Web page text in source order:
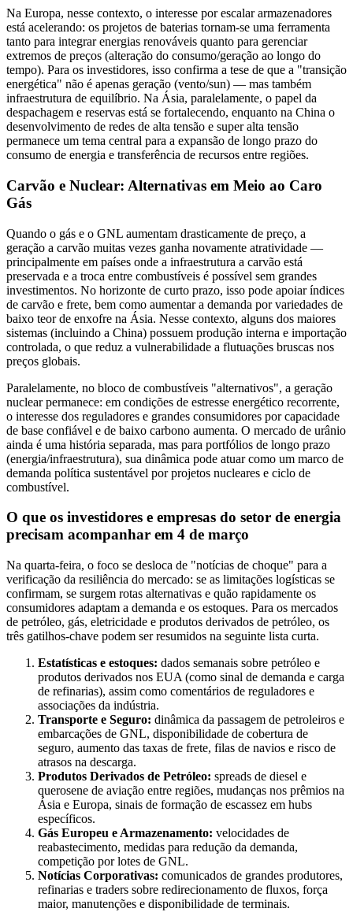
Na Europa, nesse contexto, o interesse por escalar armazenadores
está acelerando: os projetos de baterias tornam-se uma ferramenta
tanto para integrar energias renováveis quanto para gerenciar
extremos de preços (alteração do consumo/geração ao longo do
tempo). Para os investidores, isso confirma a tese de que a "transição
energética" não é apenas geração (vento/sun) — mas também
infraestrutura de equilíbrio. Na Ásia, paralelamente, o papel da
despachagem e reservas está se fortalecendo, enquanto na China o
desenvolvimento de redes de alta tensão e super alta tensão
permanece um tema central para a expansão de longo prazo do
consumo de energia e transferência de recursos entre regiões.
Carvão e Nuclear: Alternativas em Meio ao Caro
Gás
Quando o gás e o GNL aumentam drasticamente de preço, a
geração a carvão muitas vezes ganha novamente atratividade —
principalmente em países onde a infraestrutura a carvão está
preservada e a troca entre combustíveis é possível sem grandes
investimentos. No horizonte de curto prazo, isso pode apoiar índices
de carvão e frete, bem como aumentar a demanda por variedades de
baixo teor de enxofre na Ásia. Nesse contexto, alguns dos maiores
sistemas (incluindo a China) possuem produção interna e importação
controlada, o que reduz a vulnerabilidade a flutuações bruscas nos
preços globais.
Paralelamente, no bloco de combustíveis "alternativos", a geração
nuclear permanece: em condições de estresse energético recorrente,
o interesse dos reguladores e grandes consumidores por capacidade
de base confiável e de baixo carbono aumenta. O mercado de urânio
ainda é uma história separada, mas para portfólios de longo prazo
(energia/infraestrutura), sua dinâmica pode atuar como um marco de
demanda política sustentável por projetos nucleares e ciclo de
combustível.
O que os investidores e empresas do setor de energia
precisam acompanhar em 4 de março
Na quarta-feira, o foco se desloca de "notícias de choque" para a
verificação da resiliência do mercado: se as limitações logísticas se
confirmam, se surgem rotas alternativas e quão rapidamente os
consumidores adaptam a demanda e os estoques. Para os mercados
de petróleo, gás, eletricidade e produtos derivados de petróleo, os
três gatilhos-chave podem ser resumidos na seguinte lista curta.
Estatísticas e estoques: dados semanais sobre petróleo e
produtos derivados nos EUA (como sinal de demanda e carga
de refinarias), assim como comentários de reguladores e
associações da indústria.
Transporte e Seguro: dinâmica da passagem de petroleiros e
embarcações de GNL, disponibilidade de cobertura de
seguro, aumento das taxas de frete, filas de navios e risco de
atrasos na descarga.
Produtos Derivados de Petróleo: spreads de diesel e
querosene de aviação entre regiões, mudanças nos prêmios na
Ásia e Europa, sinais de formação de escassez em hubs
específicos.
Gás Europeu e Armazenamento: velocidades de
reabastecimento, medidas para redução da demanda,
competição por lotes de GNL.
Notícias Corporativas: comunicados de grandes produtores,
refinarias e traders sobre redirecionamento de fluxos, força
maior, manutenções e disponibilidade de terminais.